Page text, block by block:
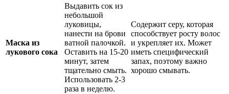
Маска из
лукового сока
Выдавить сок из
небольшой
луковицы,
нанести на брови
ватной палочкой.
Оставить на 15-20
минут, затем
тщательно смыть.
Использовать 2-3
раза в неделю.
Содержит серу, которая
способствует росту волос
и укрепляет их. Может
иметь специфический
запах, поэтому важно
хорошо смывать.